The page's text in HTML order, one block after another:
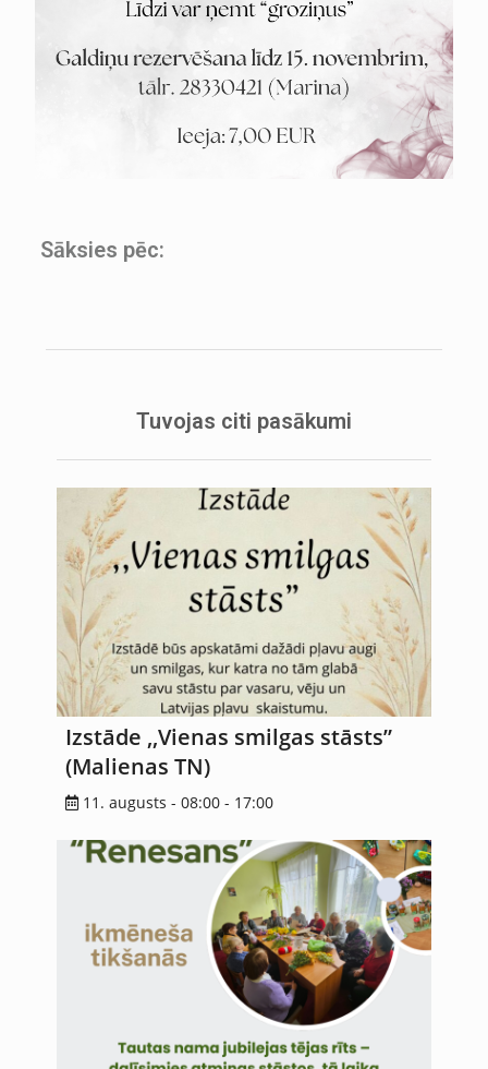
Sāksies pēc:
Tuvojas citi pasākumi
Izstāde ,,Vienas smilgas stāsts”
(Malienas TN)
11. augusts - 08:00 - 17:00